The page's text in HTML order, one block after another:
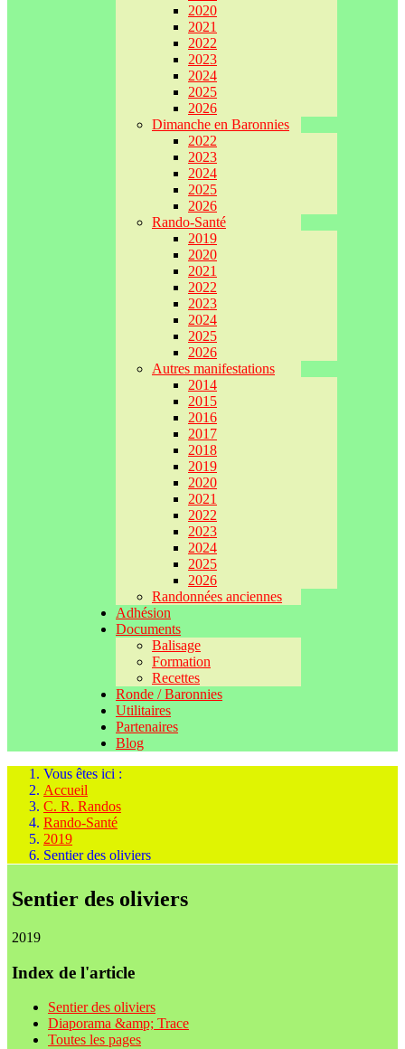
2020
2021
2022
2023
2024
2025
2026
Dimanche en Baronnies
2022
2023
2024
2025
2026
Rando-Santé
2019
2020
2021
2022
2023
2024
2025
2026
Autres manifestations
2014
2015
2016
2017
2018
2019
2020
2021
2022
2023
2024
2025
2026
Randonnées anciennes
Adhésion
Documents
Balisage
Formation
Recettes
Ronde / Baronnies
Utilitaires
Partenaires
Blog
Vous êtes ici :
Accueil
C. R. Randos
Rando-Santé
2019
Sentier des oliviers
Sentier des oliviers
2019
Index de l'article
Sentier des oliviers
Diaporama &amp; Trace
Toutes les pages